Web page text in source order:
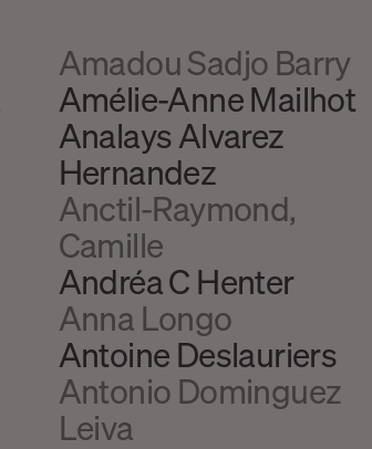
Amadou Sadjo Barry
Amélie-Anne Mailhot
Analays Alvarez
Hernandez
Anctil-Raymond,
Camille
Andréa C Henter
Anna Longo
Antoine Deslauriers
Antonio Dominguez
Leiva